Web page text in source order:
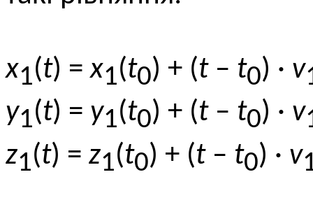
x1(t) =x1(t0) + (t– t0) · v
y1(t) = y1(t0) + (t– t0) · v
z1(t) = z1(t0) + (t– t0) · v